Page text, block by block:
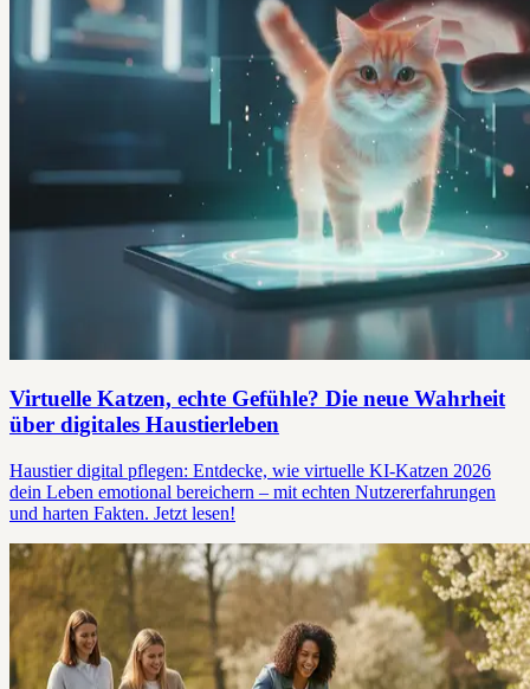
Virtuelle Katzen, echte Gefühle? Die neue Wahrheit
über digitales Haustierleben
Haustier digital pflegen: Entdecke, wie virtuelle KI-Katzen 2026
dein Leben emotional bereichern – mit echten Nutzererfahrungen
und harten Fakten. Jetzt lesen!